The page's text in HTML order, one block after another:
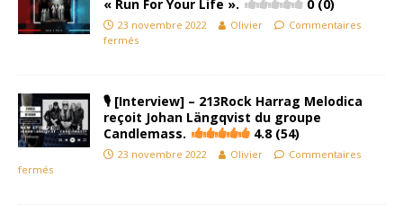
« Run For Your Life ».
0 (0)
23 novembre 2022 Olivier
Commentaires
fermés
🎙 [Interview] – 213Rock Harrag Melodica
reçoit Johan Längqvist du groupe
Candlemass.
4.8 (54)
23 novembre 2022 Olivier
Commentaires
fermés